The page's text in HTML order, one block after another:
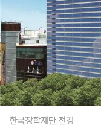
한국장학재단 전경